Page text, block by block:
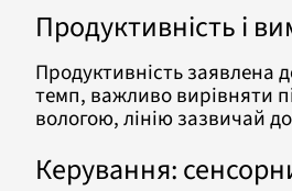
Продуктивність і
Продуктивність заявлена
темп, важливо вирівняти
вологою, лінію зазвичай
Керування: